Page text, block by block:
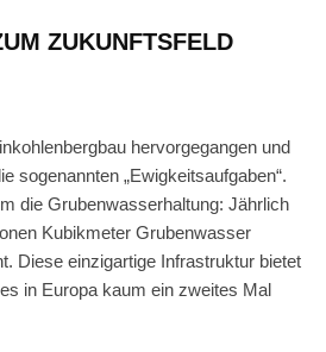
ZUKUNFTSFELD
hervorgegangen und
sogenannten „Ewigkeitsaufgaben“.
die Grubenwasserhaltung: Jährlich
Kubikmeter Grubenwasser
Diese einzigartige Infrastruktur bietet
in Europa kaum ein zweites Mal